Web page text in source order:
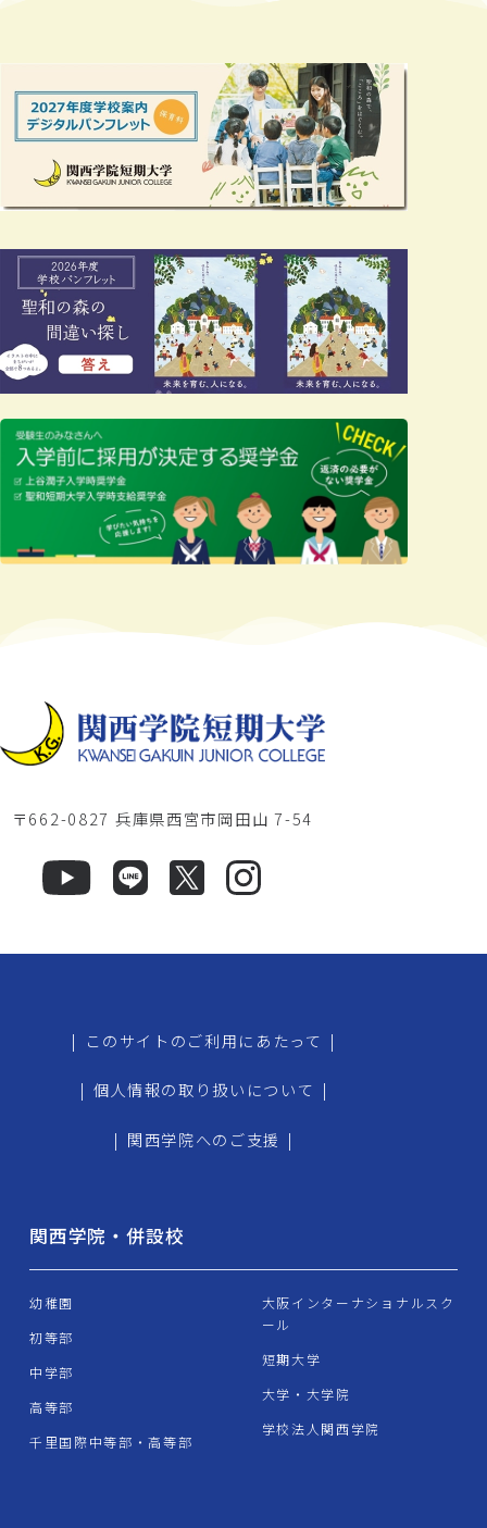
〒662-0827 兵庫県西宮市岡田山 7-54
| このサイトのご利用にあたって |
| 個人情報の取り扱いについて |
| 関西学院へのご支援 |
関西学院・併設校
幼稚園
初等部
中学部
高等部
千里国際中等部・高等部
大阪インターナショナルスク
ール
短期大学
大学・大学院
学校法人関西学院